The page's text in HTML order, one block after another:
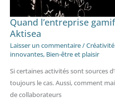
Quand l’entreprise
Aktisea
Laisser un commentaire/
innovantes, Bien-être et plaisir
Si certaines activités sont sources
toujours le cas. Aussi, comment
de collaborateurs
Aktisea